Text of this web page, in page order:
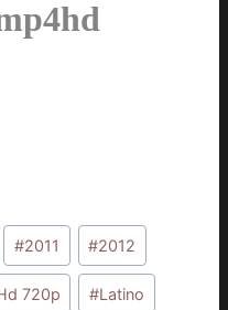
#2011 #2012
720p #Latino